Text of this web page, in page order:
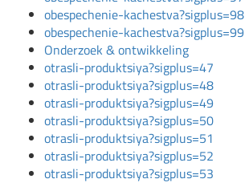
obespechenie-kachestva?sigplus=98
obespechenie-kachestva?sigplus=99
Onderzoek & ontwikkeling
otrasli-produktsiya?sigplus=47
otrasli-produktsiya?sigplus=48
otrasli-produktsiya?sigplus=49
otrasli-produktsiya?sigplus=50
otrasli-produktsiya?sigplus=51
otrasli-produktsiya?sigplus=52
otrasli-produktsiya?sigplus=53